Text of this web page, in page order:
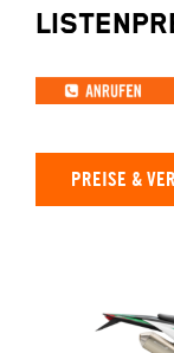
KONTAKT
PREISE &